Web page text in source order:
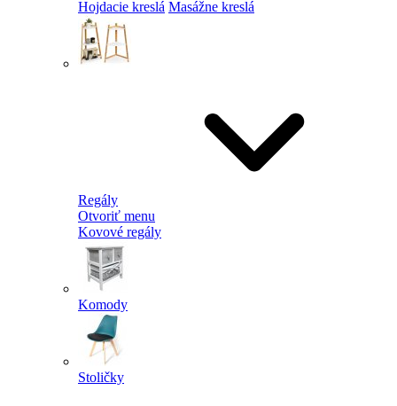
Hojdacie kreslá Masážne kreslá
Regály
Otvoriť menu
Kovové regály
Komody
Stoličky